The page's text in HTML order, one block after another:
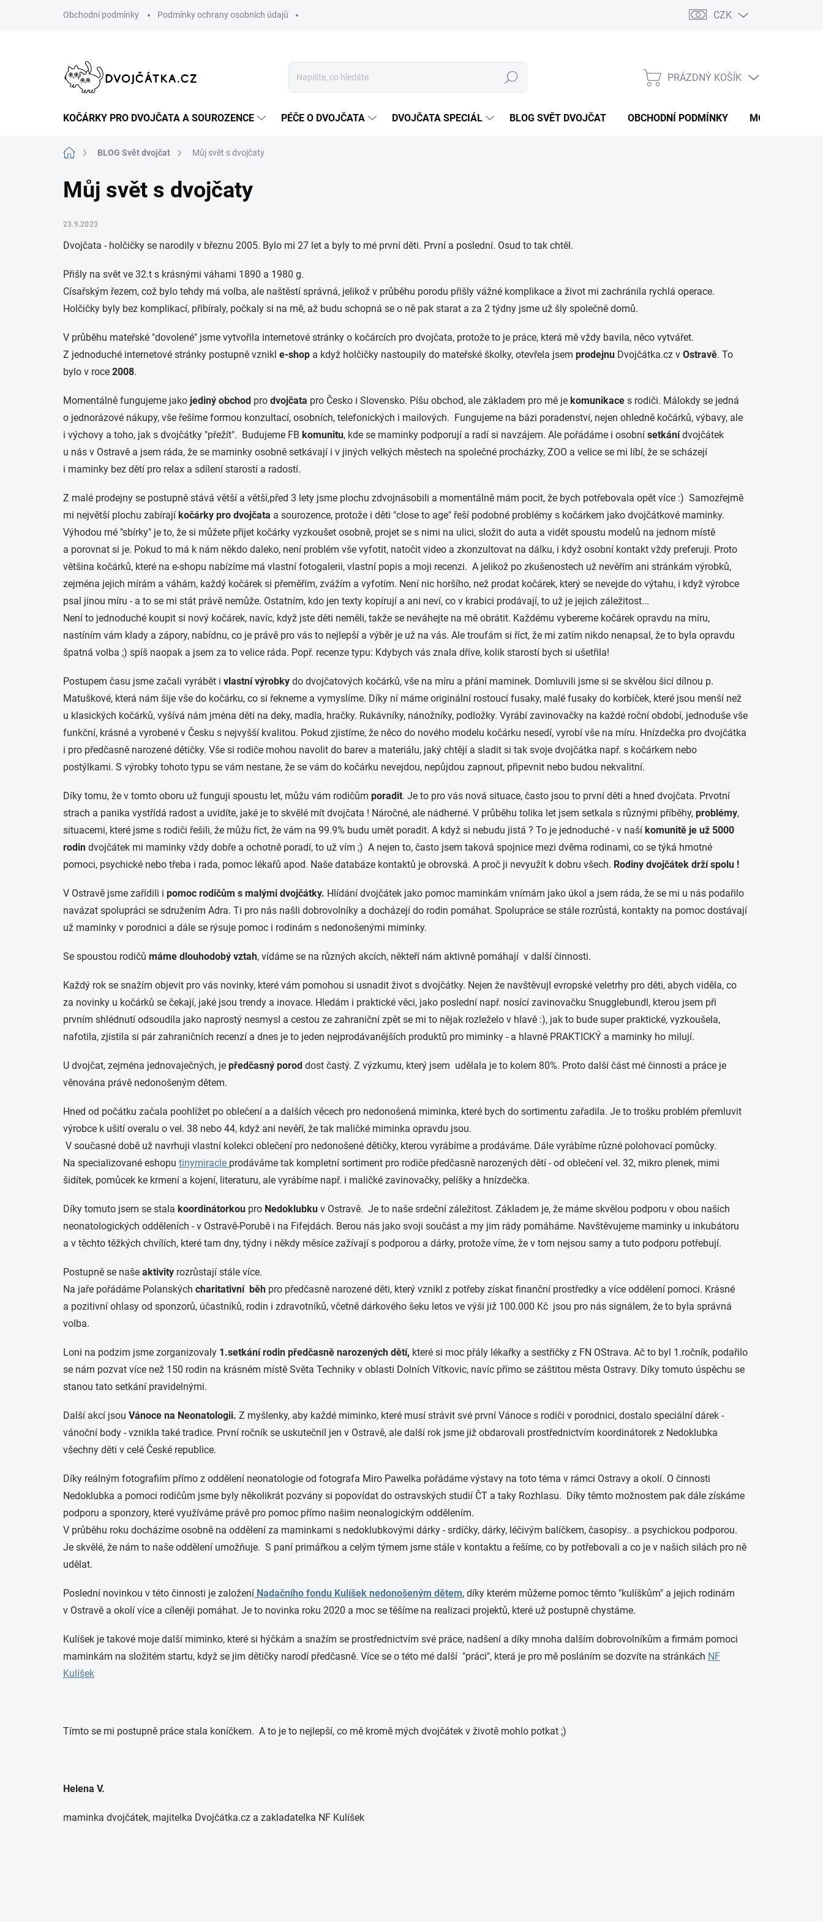
Obchodní podmínky Podmínky ochrany osobních údajů CZK
Hledat
NÁKUPNÍ
PRÁZDNÝ KOŠÍK
KOČÁRKY PRO DVOJČATA A SOUROZENCE PÉČE O DVOJČATA DVOJČATA SPECIÁL BLOG SVĚT DVOJČAT OBCHODNÍ PODMÍNKY MOJE
Domů BLOG Svět dvojčat Můj svět s dvojčaty
Můj svět s dvojčaty
23.9.2023
Dvojčata - holčičky se narodily v březnu 2005. Bylo mi 27 let a byly to mé první děti. První a poslední. Osud to tak chtěl.
Přišly na svět ve 32.t s krásnými váhami 1890 a 1980 g.
Císařským řezem, což bylo tehdy má volba, ale naštěstí správná, jelikož v průběhu porodu přišly vážné komplikace a život mi zachránila rychlá operace.
Holčičky byly bez komplikací, přibíraly, počkaly si na mě, až budu schopná se o ně pak starat a za 2 týdny jsme už šly společně domů.
V průběhu mateřské "dovolené" jsme vytvořila internetové stránky o kočárcích pro dvojčata, protože to je práce, která mě vždy bavila, něco vytvářet.
Z jednoduché internetové stránky postupně vznikl e-shop a když holčičky nastoupily do mateřské školky, otevřela jsem prodejnu Dvojčátka.cz v Ostravě. To
bylo v roce 2008.
Momentálně fungujeme jako jediný obchod pro dvojčata pro Česko i Slovensko. Píšu obchod, ale základem pro mě je komunikace s rodiči. Málokdy se jedná
o jednorázové nákupy, vše řešíme formou konzultací, osobních, telefonických i mailových. Fungujeme na bázi poradenství, nejen ohledně kočárků, výbavy, ale
i výchovy a toho, jak s dvojčátky "přežít". Budujeme FB komunitu, kde se maminky podporují a radí si navzájem. Ale pořádáme i osobní setkánídvojčátek
u nás v Ostravě a jsem ráda, že se maminky osobně setkávají i v jiných velkých městech na společné procházky, ZOO a velice se mi líbí, že se scházejí
i maminky bez dětí pro relax a sdílení starostí a radostí.
Z malé prodejny se postupně stává větší a větší,před 3 lety jsme plochu zdvojnásobili a momentálně mám pocit, že bych potřebovala opět více :) Samozřejmě
mi největší plochu zabírají kočárky pro dvojčata a sourozence, protože i děti "close to age" řeší podobné problémy s kočárkem jako dvojčátkové maminky.
Výhodou mé "sbírky" je to, že si můžete přijet kočárky vyzkoušet osobně, projet se s nimi na ulici, složit do auta a vidět spoustu modelů na jednom místě
a porovnat si je. Pokud to má k nám někdo daleko, není problém vše vyfotit, natočit video a zkonzultovat na dálku, i když osobní kontakt vždy preferuji. Proto
většina kočárků, které na e-shopu nabízíme má vlastní fotogalerii, vlastní popis a moji recenzi. A jelikož po zkušenostech už nevěřím ani stránkám výrobků,
zejména jejich mírám a váhám, každý kočárek si přeměřím, zvážím a vyfotím. Není nic horšího, než prodat kočárek, který se nevejde do výtahu, i když výrobce
psal jinou míru - a to se mi stát právě nemůže. Ostatním, kdo jen texty kopírují a ani neví, co v krabici prodávají, to už je jejich záležitost...
Není to jednoduché koupit si nový kočárek, navíc, když jste děti neměli, takže se neváhejte na mě obrátit. Každému vybereme kočárek opravdu na míru,
nastíním vám klady a zápory, nabídnu, co je právě pro vás to nejlepší a výběr je už na vás. Ale troufám si říct, že mi zatím nikdo nenapsal, že to byla opravdu
špatná volba ;) spíš naopak a jsem za to velice ráda. Popř. recenze typu: Kdybych vás znala dříve, kolik starostí bych si ušetřila!
Postupem času jsme začali vyrábět i vlastní výrobky do dvojčatových kočárků, vše na míru a přání maminek. Domluvili jsme si se skvělou šicí dílnou p.
Matuškové, která nám šije vše do kočárku, co si řekneme a vymyslíme. Díky ní máme originální rostoucí fusaky, malé fusaky do korbiček, které jsou menší než
u klasických kočárků, vyšívá nám jména dětí na deky, madla, hračky. Rukávníky, nánožníky, podložky. Vyrábí zavinovačky na každé roční období, jednoduše vše
funkční, krásné a vyrobené v Česku s nejvyšší kvalitou. Pokud zjistíme, že něco do nového modelu kočárku nesedí, vyrobí vše na míru. Hnízdečka pro dvojčátka
i pro předčasně narozené dětičky. Vše si rodiče mohou navolit do barev a materiálu, jaký chtějí a sladit si tak svoje dvojčátka např. s kočárkem nebo
postýlkami. S výrobky tohoto typu se vám nestane, že se vám do kočárku nevejdou, nepůjdou zapnout, připevnit nebo budou nekvalitní.
Díky tomu, že v tomto oboru už funguji spoustu let, můžu vám rodičům poradit. Je to pro vás nová situace, často jsou to první děti a hned dvojčata. Prvotní
strach a panika vystřídá radost a uvidíte, jaké je to skvělé mít dvojčata ! Náročné, ale nádherné. V průběhu tolika let jsem setkala s různými příběhy, problémy,
situacemi, které jsme s rodiči řešili, že můžu říct, že vám na 99.9% budu umět poradit. A když si nebudu jistá ? To je jednoduché - v naší komunitě je už 5000
rodin dvojčátek mi maminky vždy dobře a ochotně poradí, to už vím ;) A nejen to, často jsem taková spojnice mezi dvěma rodinami, co se týká hmotné
pomoci, psychické nebo třeba i rada, pomoc lékařů apod. Naše databáze kontaktů je obrovská. A proč ji nevyužít k dobru všech. Rodiny dvojčátek drží spolu !
V Ostravě jsme zařídili i pomoc rodičům s malými dvojčátky. Hlídání dvojčátek jako pomoc maminkám vnímám jako úkol a jsem ráda, že se mi u nás podařilo
navázat spolupráci se sdružením Adra. Ti pro nás našli dobrovolníky a docházejí do rodin pomáhat. Spolupráce se stále rozrůstá, kontakty na pomoc dostávají
už maminky v porodnici a dále se rýsuje pomoc i rodinám s nedonošenými miminky.
Se spoustou rodičů máme dlouhodobý vztah, vídáme se na různých akcích, někteří nám aktivně pomáhají v další činnosti.
Každý rok se snažím objevit pro vás novinky, které vám pomohou si usnadit život s dvojčátky. Nejen že navštěvujI evropské veletrhy pro děti, abych viděla, co
za novinky u kočárků se čekají, jaké jsou trendy a inovace. Hledám i praktické věci, jako poslední např. nosící zavinovačku Snugglebundl, kterou jsem při
prvním shlédnutí odsoudila jako naprostý nesmysl a cestou ze zahraniční zpět se mi to nějak rozleželo v hlavě :), jak to bude super praktické, vyzkoušela,
nafotila, zjistila si pár zahraničních recenzí a dnes je to jeden nejprodávanějších produktů pro miminky - a hlavně PRAKTICKÝ a maminky ho milují.
U dvojčat, zejména jednovaječných, je předčasný porod dost častý. Z výzkumu, který jsem udělala je to kolem 80%. Proto další část mé činnosti a práce je
věnována právě nedonošeným dětem.
Hned od počátku začala poohlížet po oblečení a a dalších věcech pro nedonošená miminka, které bych do sortimentu zařadila. Je to trošku problém přemluvit
výrobce k ušití overalu o vel. 38 nebo 44, když ani nevěří, že tak maličké miminka opravdu jsou.
V současné době už navrhuji vlastní kolekci oblečení pro nedonošené dětičky, kterou vyrábíme a prodáváme. Dále vyrábíme různé polohovací pomůcky.
Na specializované eshopu tinymiracle prodáváme tak kompletní sortiment pro rodiče předčasně narozených dětí - od oblečení vel. 32, mikro plenek, mimi
šidítek, pomůcek ke krmení a kojení, literaturu, ale vyrábíme např. i maličké zavinovačky, pelíšky a hnízdečka.
Díky tomuto jsem se stala koordinátorkou pro Nedoklubku v Ostravě. Je to naše srdeční záležitost. Základem je, že máme skvělou podporu v obou našich
neonatologických odděleních - v Ostravě-Porubě i na Fifejdách. Berou nás jako svoji součást a my jim rády pomáháme. Navštěvujeme maminky u inkubátoru
a v těchto těžkých chvílích, které tam dny, týdny i někdy měsíce zažívají s podporou a dárky, protože víme, že v tom nejsou samy a tuto podporu potřebují.
Postupně se naše aktivity rozrůstají stále více.
Na jaře pořádáme Polanských charitativní běh pro předčasně narozené děti, který vznikl z potřeby získat finanční prostředky a více oddělení pomoci. Krásné
a pozitivní ohlasy od sponzorů, účastníků, rodin i zdravotníků, včetně dárkového šeku letos ve výši již 100.000 Kč jsou pro nás signálem, že to byla správná
volba.
Loni na podzim jsme zorganizovaly 1.setkání rodin předčasně narozených dětí, které si moc přály lékařky a sestřičky z FN OStrava. Ač to byl 1.ročník, podařilo
se nám pozvat více než 150 rodin na krásném místě Světa Techniky v oblasti Dolních Vítkovic, navíc přímo se záštitou města Ostravy. Díky tomuto úspěchu se
stanou tato setkání pravidelnými.
Další akcí jsou Vánoce na Neonatologii. Z myšlenky, aby každé miminko, které musí strávit své první Vánoce s rodiči v porodnici, dostalo speciální dárek -
vánoční body - vznikla také tradice. První ročník se uskutečnil jen v Ostravě, ale další rok jsme již obdarovali prostřednictvím koordinátorek z Nedoklubka
všechny děti v celé České republice.
Díky reálným fotografiím přímo z oddělení neonatologie od fotografa Miro Pawelka pořádáme výstavy na toto téma v rámci Ostravy a okolí. O činnosti
Nedoklubka a pomoci rodičům jsme byly několikrát pozvány si popovídat do ostravských studií ČT a taky Rozhlasu. Díky těmto možnostem pak dále získáme
podporu a sponzory, které využíváme právě pro pomoc přímo našim neonalogickým oddělením.
V průběhu roku docházíme osobně na oddělení za maminkami s nedoklubkovými dárky - srdíčky, dárky, léčivým balíčkem, časopisy.. a psychickou podporou.
Je skvělé, že nám to naše oddělení umožňuje. S paní primářkou a celým týmem jsme stále v kontaktu a řešíme, co by potřebovali a co je v našich silách pro ně
udělat.
Poslední novinkou v této činnosti je založení Nadačního fondu Kulíšek nedonošeným dětem, díky kterém můžeme pomoc těmto "kulíškům" a jejich rodinám
v Ostravě a okolí více a cíleněji pomáhat. Je to novinka roku 2020 a moc se těšíme na realizaci projektů, které už postupně chystáme.
Kulíšek je takové moje další miminko, které si hýčkám a snažím se prostřednictvím své práce, nadšení a díky mnoha dalším dobrovolníkům a firmám pomoci
maminkám na složitém startu, když se jim dětičky narodí předčasně. Více se o této mé další "práci", která je pro mě posláním se dozvíte na stránkách NF
Kulíšek
Tímto se mi postupně práce stala koníčkem. A to je to nejlepší, co mě kromě mých dvojčátek v životě mohlo potkat ;)
Helena V.
maminka dvojčátek, majitelka Dvojčátka.cz a zakladatelka NF Kulíšek